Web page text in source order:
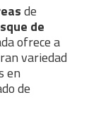
de
de
ofrece a
variedad
en
de